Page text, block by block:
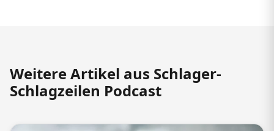
Weitere Artikel aus Schlager-
Schlagzeilen Podcast